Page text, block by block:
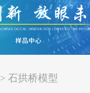
> 石拱桥模型